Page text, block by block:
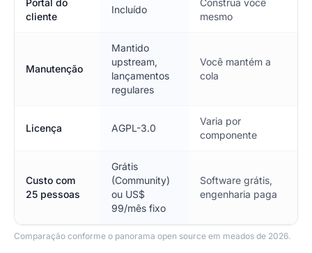
Portal do
cliente
Incluído
Construa você
mesmo
Manutenção
Mantido
upstream,
lançamentos
regulares
Você mantém a
cola
Licença AGPL-3.0
Varia por
componente
Custo com
25 pessoas
Grátis
(Community)
ou US$
99/mês fixo
Software grátis,
engenharia paga
Comparação conforme o panorama open source em meados de 2026.